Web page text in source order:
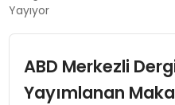
EKONOMI
SPOR
Yayıyor
ABD Merkezli
Yayımlanan